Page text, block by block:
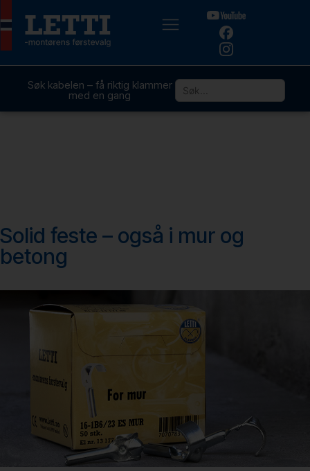
Søk kabelen – få riktig klammer
med en gang
Solid feste – også i mur og
betong